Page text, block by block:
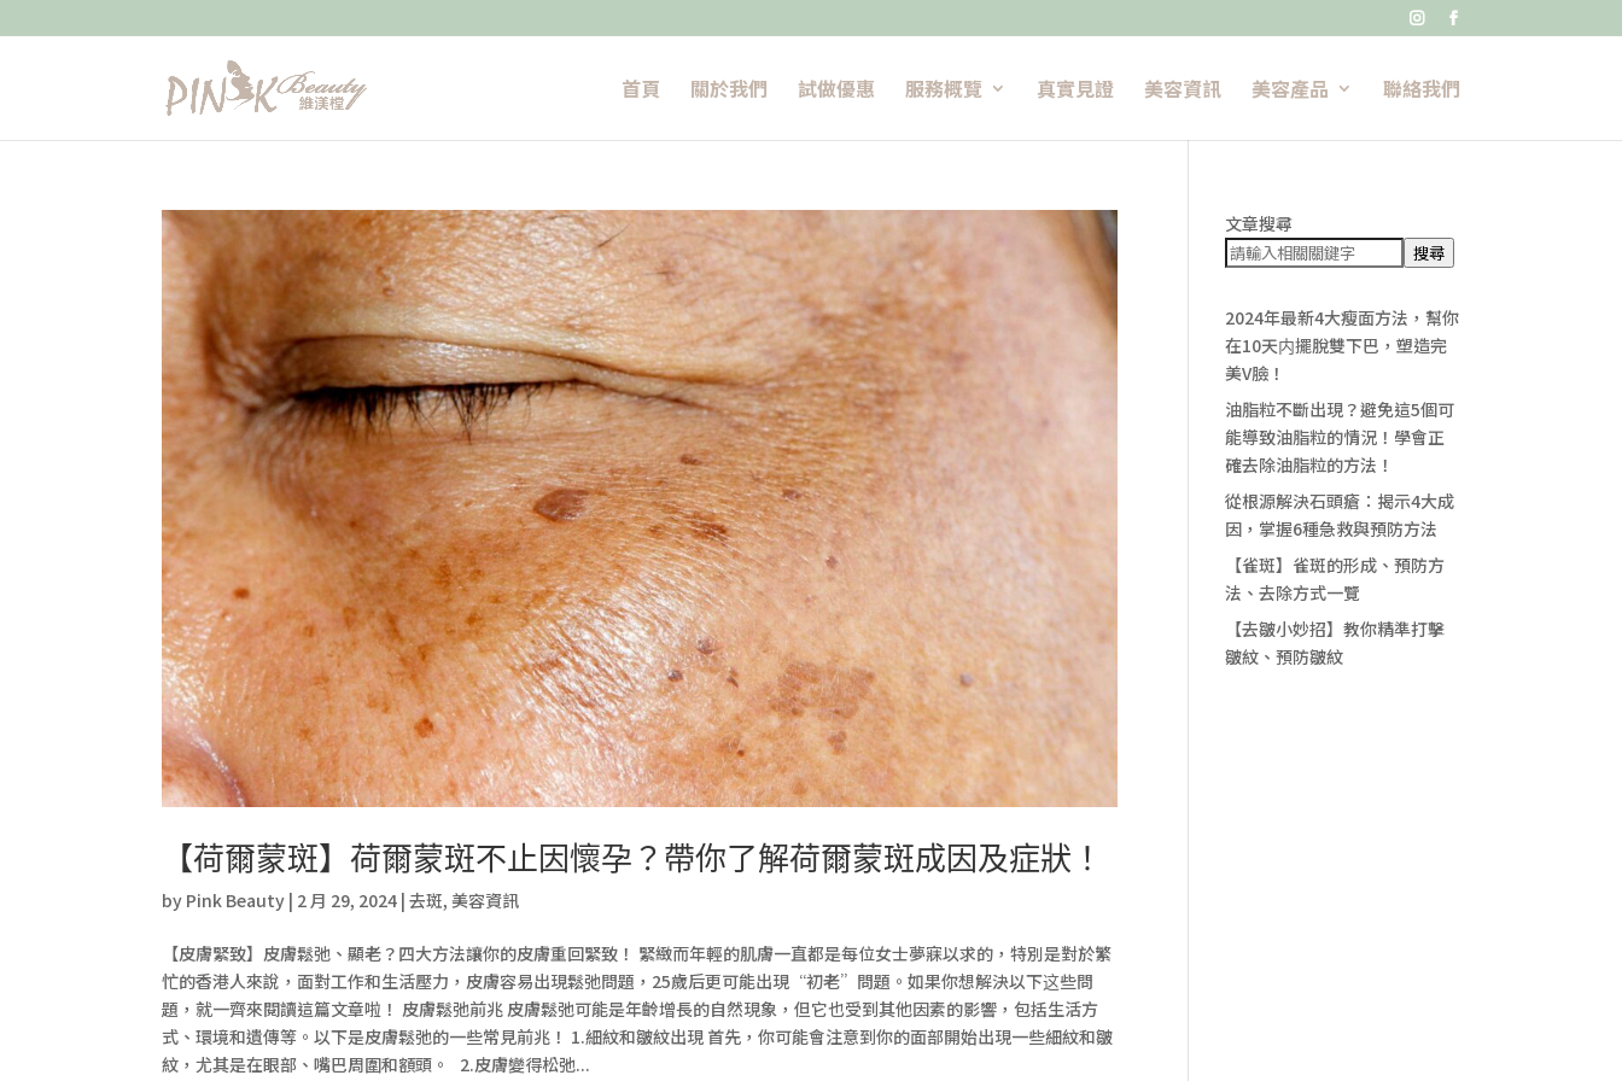
 
首頁 關於我們 試做優惠 服務概覽 真實見證 美容資訊 美容產品 聯絡我們
【荷爾蒙斑】荷爾蒙斑不止因懷孕？帶你了解荷爾蒙斑成因及症狀！
by Pink Beauty | 2 月 29, 2024 |去斑,美容資訊
【皮膚緊致】皮膚鬆弛、顯老？四大方法讓你的皮膚重回緊致！ 緊緻而年輕的肌膚一直都是每位女士夢寐以求的，特別是對於繁
忙的香港人來說，面對工作和生活壓力，皮膚容易出現鬆弛問題，25歲后更可能出現“初老”問題。如果你想解決以下这些問
題，就一齊來閱讀這篇文章啦！ 皮膚鬆弛前兆 皮膚鬆弛可能是年齡增長的自然現象，但它也受到其他因素的影響，包括生活方
式、環境和遺傳等。以下是皮膚鬆弛的一些常見前兆！ 1.細紋和皺紋出現 首先，你可能會注意到你的面部開始出現一些細紋和皺
紋，尤其是在眼部、嘴巴周圍和額頭。 2.皮膚變得松弛...
文章搜尋
搜尋
2024年最新4大瘦面方法，幫你
在10天内擺脫雙下巴，塑造完
美V臉！
油脂粒不斷出現？避免這5個可
能導致油脂粒的情況！學會正
確去除油脂粒的方法！
從根源解決石頭瘡：揭示4大成
因，掌握6種急救與預防方法
【雀斑】雀斑的形成、預防方
法、去除方式一覽
【去皺小妙招】教你精準打擊
皺紋、預防皺紋